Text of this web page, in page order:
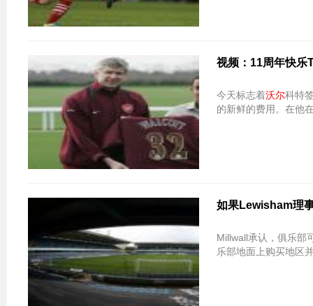
视频：11周年快乐
今天标志着沃尔科特
的新鲜的费用。在他
如果Lewisham理
Millwall承认，俱乐部
乐部地面上购买地区